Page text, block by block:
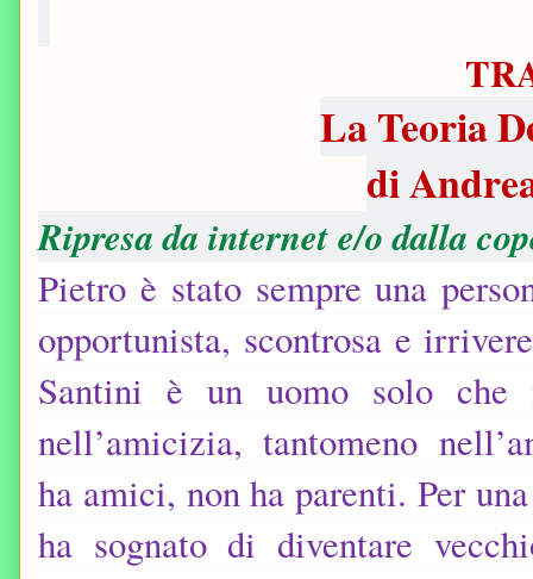
La Teoria
di
Ripresa da internet e/o dalla
Pietro è stato sempre una
opportunista, scontrosa e
Santini è un uomo solo che
nell’amicizia, tantomeno
ha amici, non ha parenti. Per
ha sognato di diventare